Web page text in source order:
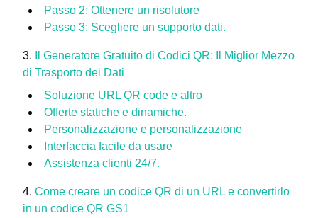
Passo 2: Ottenere un risolutore
Passo 3: Scegliere un supporto dati.
Il Generatore Gratuito di Codici QR: Il Miglior Mezzo
di Trasporto dei Dati
Soluzione URL QR code e altro
Offerte statiche e dinamiche.
Personalizzazione e personalizzazione
Interfaccia facile da usare
Assistenza clienti 24/7.
Come creare un codice QR di un URL e convertirlo
in un codice QR GS1